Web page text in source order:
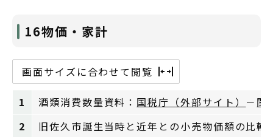
16物価・家計
画面サイズに合わせて閲覧
1 酒類消費数量資料： 国税庁（外部サイト） － 関
2
旧佐久市誕生当時と近年との小売物価額の比